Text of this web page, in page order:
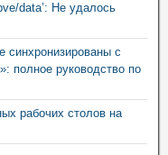
data’: Не удалось
синхронизированы с
полное руководство по
рабочих столов на